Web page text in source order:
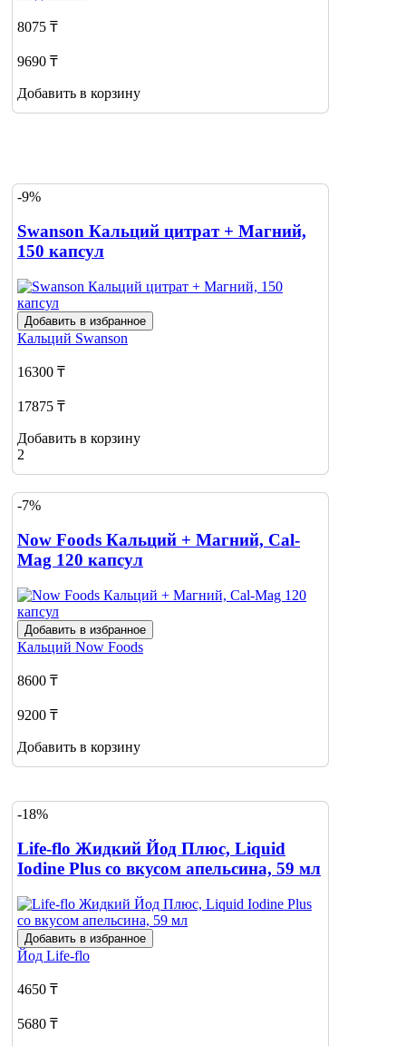
8075 ₸
9690 ₸
Добавить в корзину
-9%
Swanson Кальций цитрат + Магний,
150 капсул
Добавить в избранное
Кальций Swanson
16300 ₸
17875 ₸
Добавить в корзину
2
-7%
Now Foods Кальций + Магний, Cal-
Mag 120 капсул
Добавить в избранное
Кальций Now Foods
8600 ₸
9200 ₸
Добавить в корзину
-18%
Life-flo Жидкий Йод Плюс, Liquid
Iodine Plus со вкусом апельсина, 59 мл
Добавить в избранное
Йод Life-flo
4650 ₸
5680 ₸